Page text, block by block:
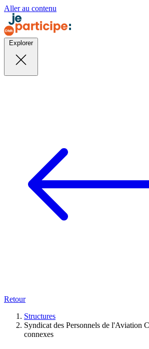
Aller au contenu
Explorer
Retour
Structures
Syndicat des Personnels de l'Aviation
connexes